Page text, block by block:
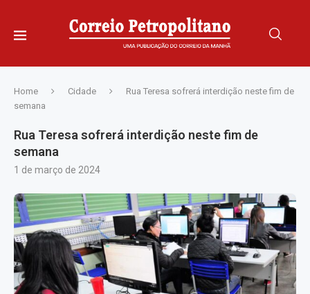
Home Cidade
Rua Teresa sofrerá interdição neste fim de
semana
Rua Teresa sofrerá interdição neste fim de
semana
1 de março de 2024